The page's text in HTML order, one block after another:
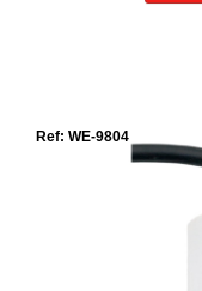
Ref: WE-9804